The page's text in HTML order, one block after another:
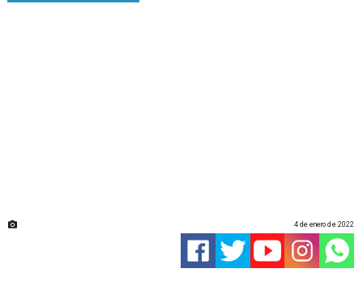
4 de enero de 2022